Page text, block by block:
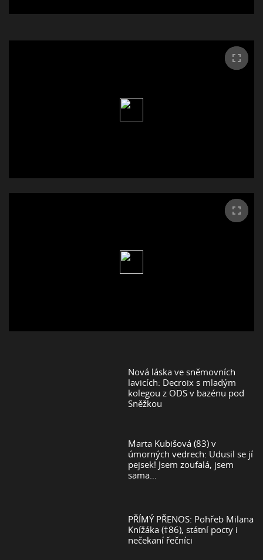
Nová láska ve sněmovních
lavicích: Decroix s mladým
kolegou z ODS v bazénu pod
Sněžkou
Marta Kubišová (83) v
úmorných vedrech: Udusil se jí
pejsek! Jsem zoufalá, jsem
sama…
PŘÍMÝ PŘENOS: Pohřeb Milana
Knížáka (†86), státní pocty i
nečekaní řečníci